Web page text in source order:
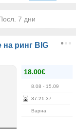
7 дни
на ринг BIG
18.00€
8.08 - 15.09
37:21:37
Варна